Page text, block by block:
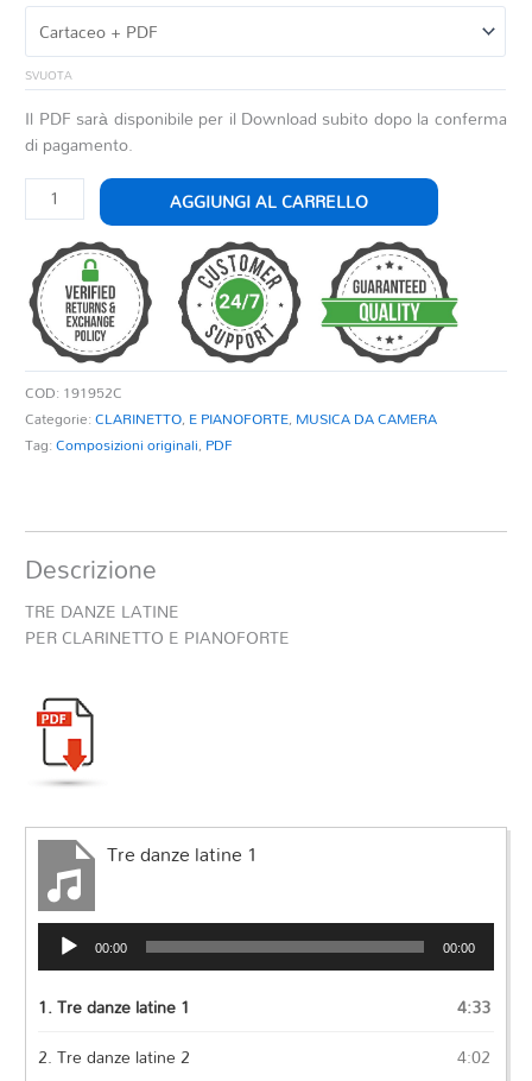
SVUOTA
Il PDF sarà disponibile per il Download subito dopo la conferma
di pagamento.
TRE
DANZE
LATINE
PER
CLARINETTO
E
PIANOFORTE
quantità
AGGIUNGI AL CARRELLO
COD: 191952C
Categorie:CLARINETTO, E PIANOFORTE, MUSICA DA CAMERA
Tag:Composizioni originali, PDF
Descrizione
TRE DANZE LATINE
PER CLARINETTO E PIANOFORTE
Tre danze latine 1
Audio
Player 00:00 00:00
1.Tre danze latine 1
4:33
2.Tre danze latine 2
4:02